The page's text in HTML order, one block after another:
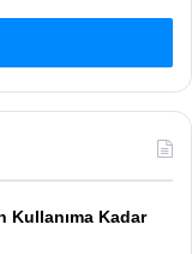
Kullanıma Kadar